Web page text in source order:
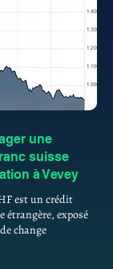
une
suisse
à Vevey
est un crédit
étrangère, exposé
change